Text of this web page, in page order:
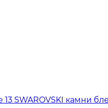
SWAROVSKI камни